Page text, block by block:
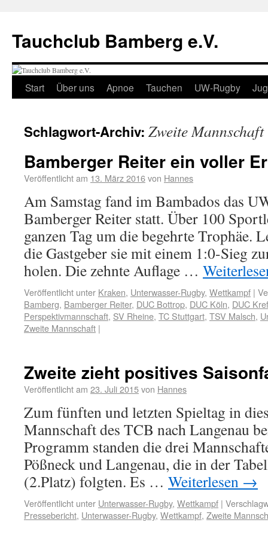
Tauchclub Bamberg e.V.
Start Über uns Apnoe Tauchen UW-Rugby
Schlagwort-Archiv: Zweite Mannschaft
Bamberger Reiter ein voller
Veröffentlicht am 13. März 2016von Hannes
Am Samstag fand im Bambados das
Bamberger Reiter statt. Über 100
ganzen Tag um die begehrte Trophäe.
die Gastgeber sie mit einem 1:0-Sieg
holen. Die zehnte Auflage …
Veröffentlicht unter Kraken, Unterwasser-Rugby, Wettkampf |
Bamberg, Bamberger Reiter, DUC Bottrop, DUC Köln, DUC
Perspektivmannschaft, SV Rheine, TC Stuttgart, TSV Malsch,
Zweite Mannschaft |
Zweite zieht positives
Veröffentlicht am 23. Juli 2015von Hannes
Zum fünften und letzten Spieltag in
Mannschaft des TCB nach Langenau
Programm standen die drei
Pößneck und Langenau, die in der
(2.Platz) folgten. Es … Weiterlesen →
Veröffentlicht unter Unterwasser-Rugby, Wettkampf |
Pressebericht, Unterwasser-Rugby, Wettkampf, Zweite